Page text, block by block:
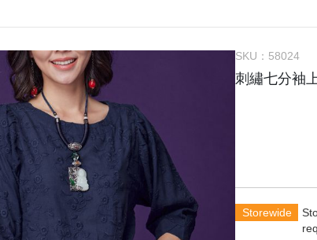
SKU： 58024
刺繡七分袖
Storewide